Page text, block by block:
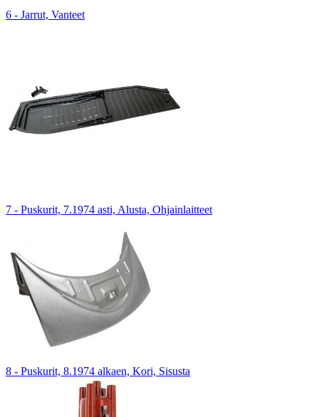
6 - Jarrut, Vanteet
7 - Puskurit, 7.1974 asti, Alusta, Ohjainlaitteet
8 - Puskurit, 8.1974 alkaen, Kori, Sisusta